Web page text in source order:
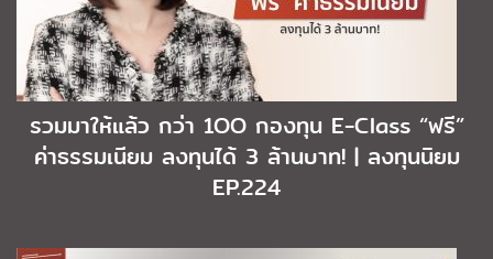
รวมมาให้แล้ว กว่า 1OO กองทุน E-Class “ฟรี”
ค่าธรรมเนียม ลงทุนได้ 3 ล้านบาท! | ลงทุนนิยม
EP.224